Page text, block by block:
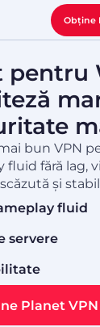
Obține
pentru
bun VPN
fără lag,
și
fluid
servere
Planet VPN